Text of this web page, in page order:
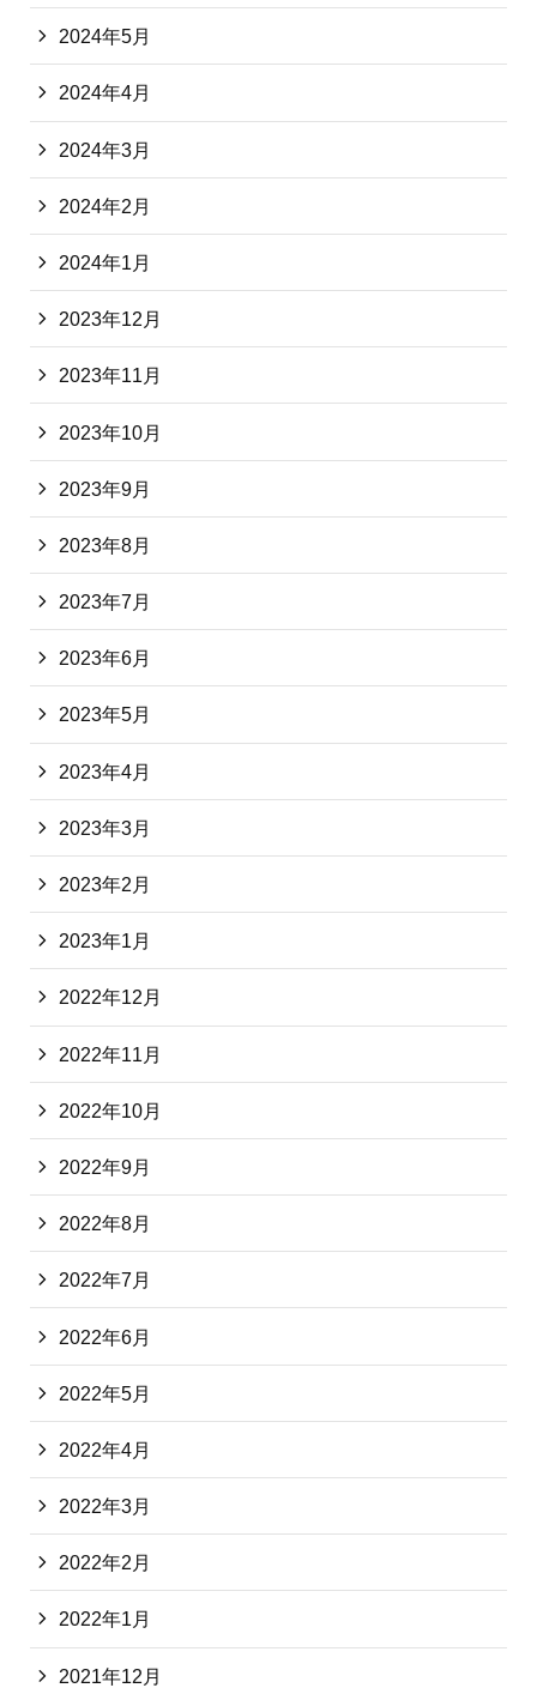
2024年5月
2024年4月
2024年3月
2024年2月
2024年1月
2023年12月
2023年11月
2023年10月
2023年9月
2023年8月
2023年7月
2023年6月
2023年5月
2023年4月
2023年3月
2023年2月
2023年1月
2022年12月
2022年11月
2022年10月
2022年9月
2022年8月
2022年7月
2022年6月
2022年5月
2022年4月
2022年3月
2022年2月
2022年1月
2021年12月